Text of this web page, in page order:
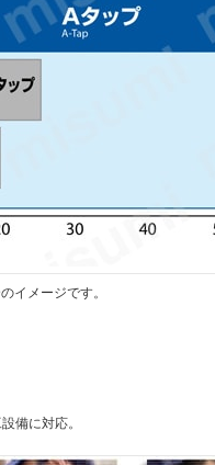
イメージです。
備に対応。